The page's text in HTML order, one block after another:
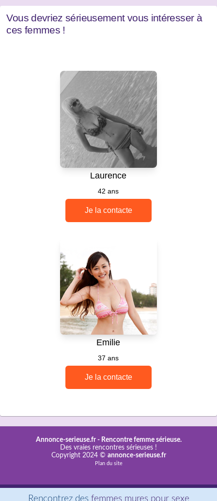
Vous devriez sérieusement vous intéresser à
ces femmes !
Annonce-serieuse.fr - Rencontre femme sérieuse.
Des vraies rencontres sérieuses !
Copyright 2024 © annonce-serieuse.fr
Plan du site
Rencontrez des femmes mures pour sexe